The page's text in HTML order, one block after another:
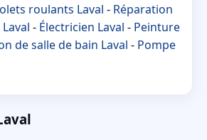
roulants Laval - Réparation
- Électricien Laval - Peinture
de salle de bain Laval - Pompe